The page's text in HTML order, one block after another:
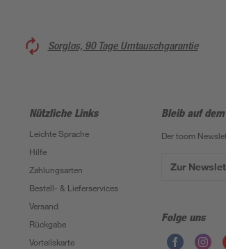
Sorglos, 90 Tage Umtauschgarantie
Nützliche Links
Leichte Sprache
Hilfe
Zahlungsarten
Bestell- & Lieferservices
Versand
Rückgabe
Vorteilskarte
Bleib auf
Der toom
Zur
Folge uns